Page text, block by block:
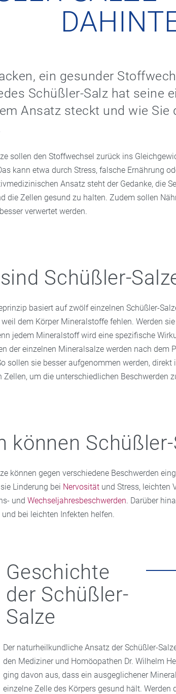
ein gesunder
Schüßler-Salz hat seine
Ansatz steckt und wie Sie
sollen den Stoffwechsel zurück ins
kann etwa durch Stress, falsche Ernährung
Ansatz steht der Gedanke, die
die Zellen gesund zu halten. Zudem sollen
verwertet werden.
Schüßler-
basiert auf zwölf einzelnen Schüßler-
dem Körper Mineralstoffe fehlen. Werden
jedem Mineralstoff wird eine spezifische
der einzelnen Mineralsalze werden nach dem
sollen sie besser aufgenommen werden,
Zellen, um die unterschiedlichen Beschwerden
können
können gegen verschiedene Beschwerden
Linderung bei Nervositätund Stress, leichten
und Wechseljahresbeschwerden. Darüber
bei leichten Infekten helfen.
Geschichte
der Schüßler-
Salze
Der naturheilkundliche Ansatz der Schüßler-
den Mediziner und Homöopathen Dr. Wilhelm
ging davon aus, dass ein ausgeglichener
einzelne Zelle des Körpers gesund hält. Werden